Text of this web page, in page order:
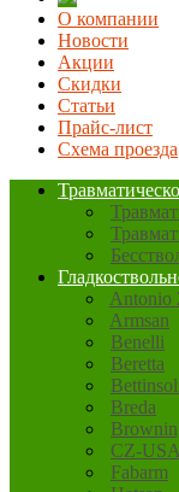
О компании
Новости
Акции
Скидки
Статьи
Прайс-лист
Схема проезда
Antonio
Armsan
Benelli
Beretta
Breda
CZ-USA
Fabarm